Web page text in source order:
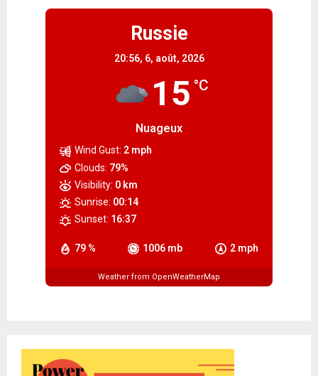
Russie
20:56, 6, août, 2026
15 °C
Nuageux
79 % 1006 mb 2 mph
Wind Gust: 2 mph
Clouds: 79%
Visibility: 0 km
Sunrise: 00:14
Sunset: 16:37
Weather from OpenWeatherMap